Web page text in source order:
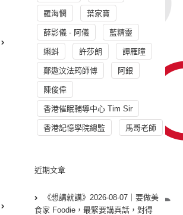
羅海憫 葉家寶
薛影儀 - 阿儀 藍精靈
蝌蚪 許莎朗 譚雁瞳
鄭遨汶法筠師傅 阿銀
陳俊偉
香港催眠輔導中心 Tim Sir
香港記憶學院總監 馬哥老師
近期文章
《想講就講》2026-08-07｜要做美
食家 Foodie，最緊要講真話，對得